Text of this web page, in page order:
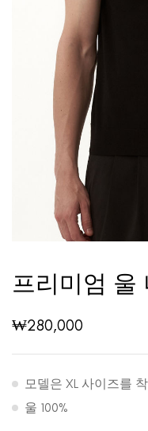
프리미엄 울
₩280,000
모델은 XL 사이즈를
울 100%